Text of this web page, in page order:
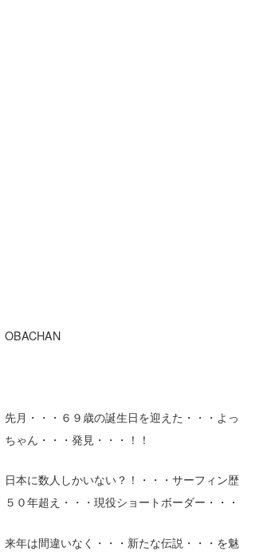
OBACHAN
先月・・・６９歳の誕生日を迎えた・・・よっ
ちゃん・・・発見・・・！！
日本に数人しかいない？！・・・サーフィン歴
５０年超え・・・現役ショートボーダー・・・
来年は間違いなく・・・新たな伝説・・・を魅